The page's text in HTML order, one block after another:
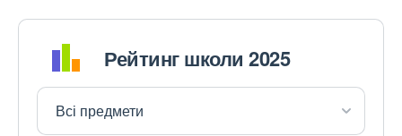
Рейтинг школи 2025